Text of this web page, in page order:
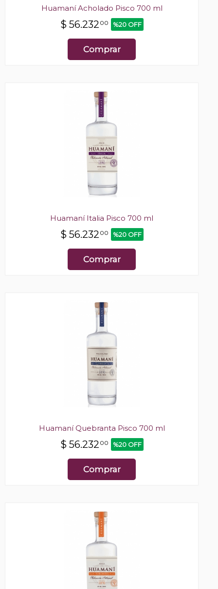
Huamaní Acholado Pisco 700 ml
$ 56.232 00 %20 OFF
Comprar
Huamaní Italia Pisco 700 ml
$ 56.232 00 %20 OFF
Comprar
Huamaní Quebranta Pisco 700 ml
$ 56.232 00 %20 OFF
Comprar